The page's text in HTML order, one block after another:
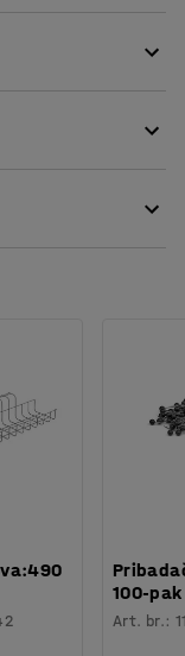
zaštitnim
i dolaze sa ili
100-pak
Art. br.: